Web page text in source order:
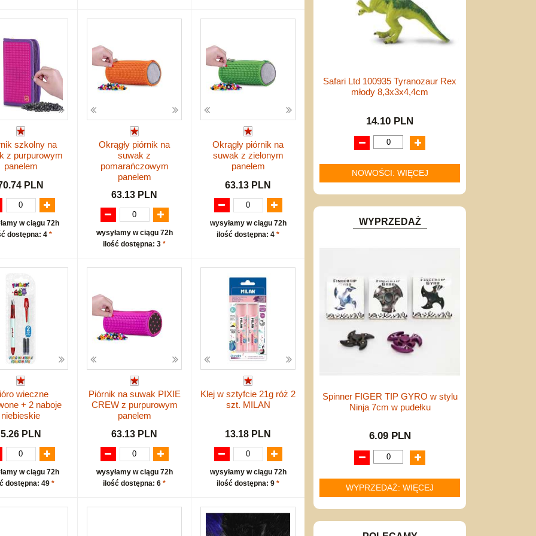
szkolny na
z purpurowym
panelem
PLN
w ciągu 72h
dostępna: 4 *
Okrągły piórnik na
suwak z
pomarańczowym
panelem
63.13 PLN
wysyłamy w ciągu 72h
ilość dostępna: 3 *
Okrągły piórnik na
suwak z zielonym
panelem
63.13 PLN
wysyłamy w ciągu 72h
ilość dostępna: 4 *
wieczne
+ 2 naboje
niebieskie
5.26 PLN
w ciągu 72h
dostępna: 49 *
Piórnik na suwak PIXIE
CREW z purpurowym
panelem
63.13 PLN
wysyłamy w ciągu 72h
ilość dostępna: 6 *
Klej w sztyfcie 21g róż 2
szt. MILAN
13.18 PLN
wysyłamy w ciągu 72h
ilość dostępna: 9 *
Safari Ltd 100935 Tyranozaur Rex
młody 8,3x3x4,4cm
14.10 PLN
NOWOŚCI: WIĘCEJ
WYPRZEDAŻ
Spinner FIGER TIP GYRO w stylu
Ninja 7cm w pudełku
6.09 PLN
WYPRZEDAŻ: WIĘCEJ